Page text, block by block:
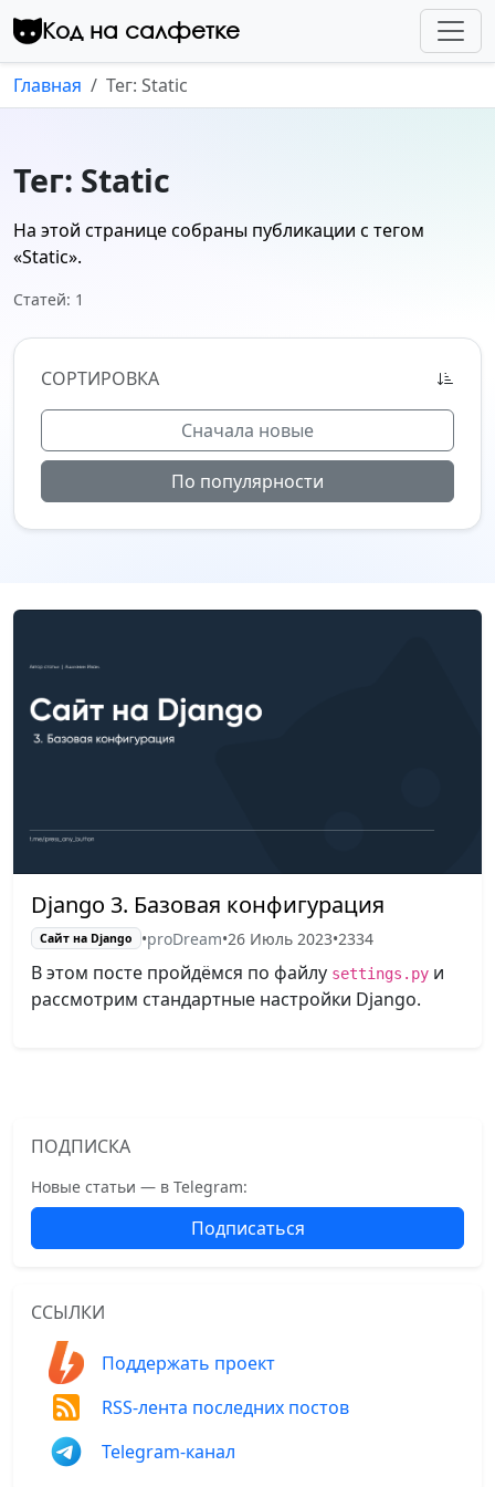
Перейти к контенту
Код на салфетке
Главная Тег: Static
Тег: Static
На этой странице собраны публикации с тегом
«Static».
Статей: 1
СОРТИРОВКА
Сначала новые
По популярности
Django 3. Базовая конфигурация
Сайт на Django •proDream•26 Июль 2023•2334
В этом посте пройдёмся по файлу settings.py и
рассмотрим стандартные настройки Django.
ПОДПИСКА
Новые статьи — в Telegram:
Подписаться
ССЫЛКИ
Поддержать проект
RSS-лента последних постов
Telegram-канал